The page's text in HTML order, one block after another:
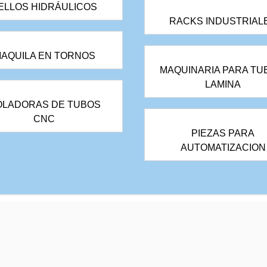
HIDRÁULICOS
EN TORNOS
DE TUBOS
CNC
RACKS
MAQUINARIA PARA
LAMINA
PIEZAS PARA
AUTOMATIZACION